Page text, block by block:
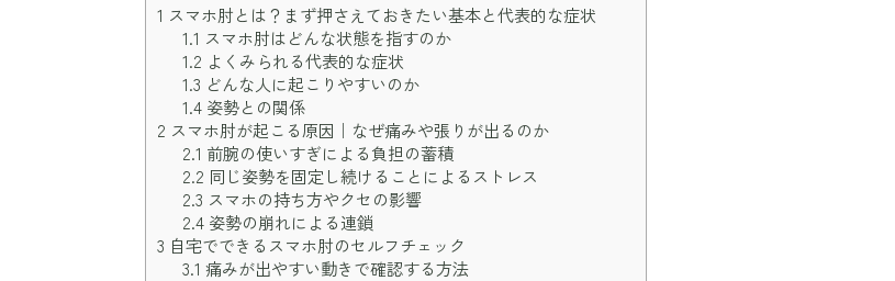
1 スマホ肘とは？まず押さえておきたい基本と代表的な症状
1.1 スマホ肘はどんな状態を指すのか
1.2 よくみられる代表的な症状
1.3 どんな人に起こりやすいのか
1.4姿勢との関係
2 スマホ肘が起こる原因｜なぜ痛みや張りが出るのか
2.1 前腕の使いすぎによる負担の蓄積
2.2 同じ姿勢を固定し続けることによるストレス
2.3 スマホの持ち方やクセの影響
2.4姿勢の崩れによる連鎖
3 自宅でできるスマホ肘のセルフチェック
3.1 痛みが出やすい動きで確認する方法